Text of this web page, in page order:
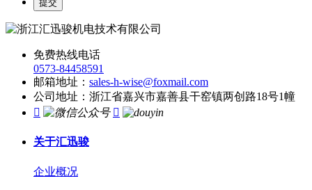
免费热线电话
0573-84458591
邮箱地址： sales-h-wise@foxmail.com
公司地址：浙江省嘉兴市嘉善县干窑镇两创路18号1幢


关于汇迅骏
企业概况